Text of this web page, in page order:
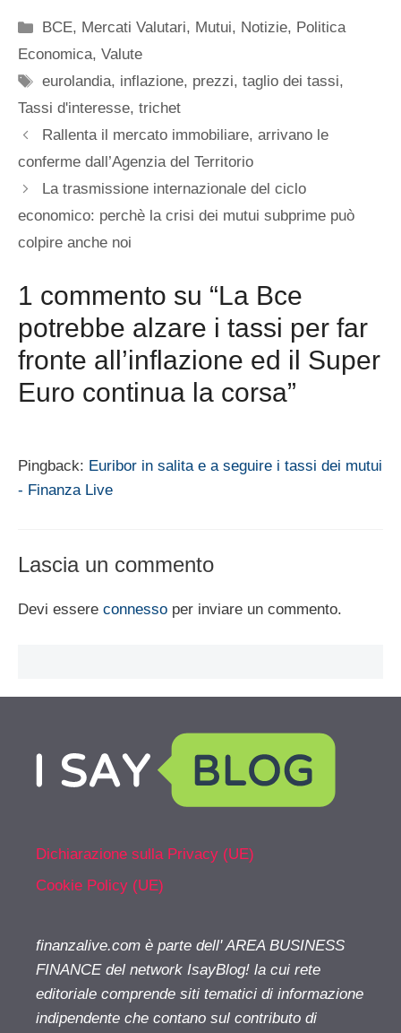
Categorie
BCE, Mercati Valutari, Mutui, Notizie, Politica
Economica, Valute
Tag
eurolandia, inflazione, prezzi,taglio dei tassi,
Tassi d'interesse, trichet
Rallenta il mercato immobiliare, arrivano le
conferme dall’Agenzia del Territorio
La trasmissione internazionale del ciclo
economico: perchè la crisi dei mutui subprime può
colpire anche noi
1 commento su “La Bce
potrebbe alzare i tassi per far
fronte all’inflazione ed il Super
Euro continua la corsa”
Pingback: Euribor in salita e a seguire i tassi dei mutui
- Finanza Live
Lascia un commento
Devi essere connesso per inviare un commento.
Dichiarazione sulla Privacy (UE)
Cookie Policy (UE)
finanzalive.com è parte dell' AREA BUSINESS
FINANCE del network IsayBlog! la cui rete
editoriale comprende siti tematici di informazione
indipendente che contano sul contributo di